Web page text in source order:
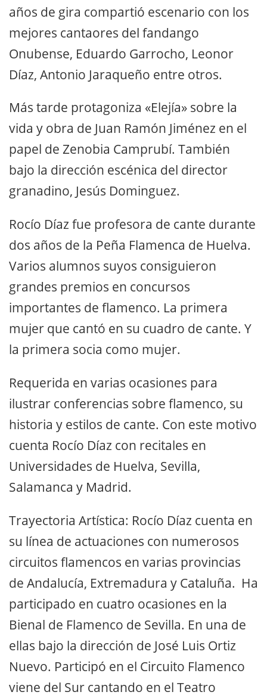
años de gira compartió escenario con los
mejores cantaores del fandango
Onubense, Eduardo Garrocho, Leonor
Díaz, Antonio Jaraqueño entre otros.
Más tarde protagoniza «Elejía» sobre la
vida y obra de Juan Ramón Jiménez en el
papel de Zenobia Camprubí. También
bajo la dirección escénica del director
granadino, Jesús Dominguez.
Rocío Díaz fue profesora de cante durante
dos años de la Peña Flamenca de Huelva.
Varios alumnos suyos consiguieron
grandes premios en concursos
importantes de flamenco. La primera
mujer que cantó en su cuadro de cante. Y
la primera socia como mujer.
Requerida en varias ocasiones para
ilustrar conferencias sobre flamenco, su
historia y estilos de cante. Con este motivo
cuenta Rocío Díaz con recitales en
Universidades de Huelva, Sevilla,
Salamanca y Madrid.
Trayectoria Artística: Rocío Díaz cuenta en
su línea de actuaciones con numerosos
circuitos flamencos en varias provincias
de Andalucía, Extremadura y Cataluña. Ha
participado en cuatro ocasiones en la
Bienal de Flamenco de Sevilla. En una de
ellas bajo la dirección de José Luis Ortiz
Nuevo. Participó en el Circuito Flamenco
viene del Sur cantando en el Teatro